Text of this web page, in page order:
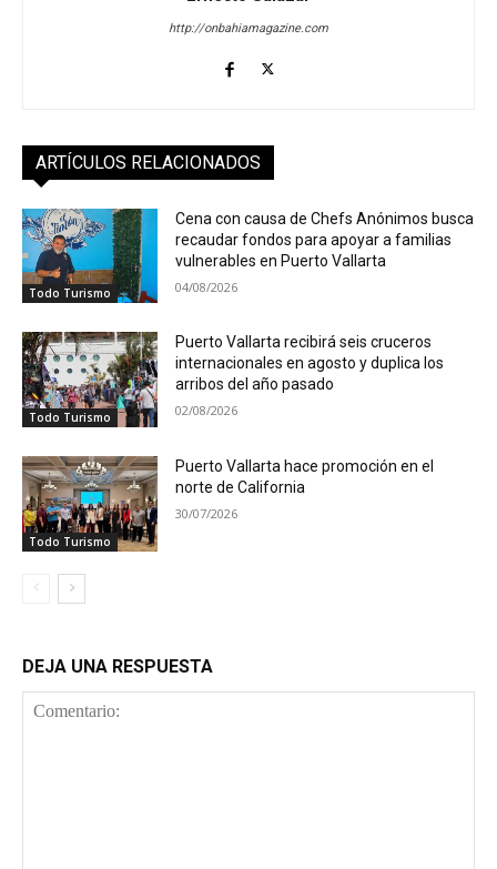
http://onbahiamagazine.com
ARTÍCULOS RELACIONADOS
Todo Turismo
Cena con causa de Chefs Anónimos busca
recaudar fondos para apoyar a familias
vulnerables en Puerto Vallarta
04/08/2026
Todo Turismo
Puerto Vallarta recibirá seis cruceros
internacionales en agosto y duplica los
arribos del año pasado
02/08/2026
Todo Turismo
Puerto Vallarta hace promoción en el
norte de California
30/07/2026
DEJA UNA RESPUESTA